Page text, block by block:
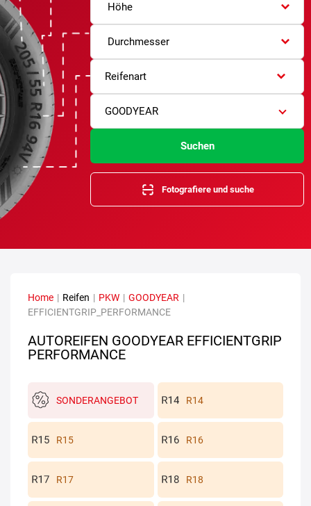
Höhe
Durchmesser
Reifenart
GOODYEAR
Suchen
Fotografiere und suche
Home | Reifen | PKW | GOODYEAR |
EFFICIENTGRIP_PERFORMANCE
AUTOREIFEN GOODYEAR EFFICIENTGRIP
PERFORMANCE
SONDERANGEBOT R14
R15 R16
R17 R18